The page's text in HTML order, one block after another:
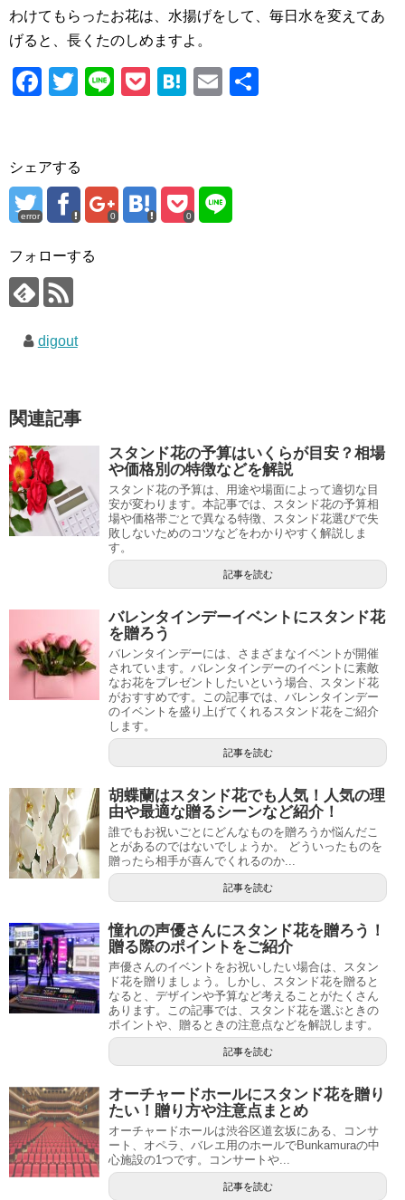
わけてもらったお花は、水揚げをして、毎日水を変えてあ
げると、長くたのしめますよ。
F
e
b
o
o
k
T
er
Li
P
H
a
E
シェアする
error 0 0
フォローする
digout
関連記事
スタンド花の予算はいくらが目安？相場
や価格別の特徴などを解説
スタンド花の予算は、用途や場面によって適切な目
安が変わります。本記事では、スタンド花の予算相
場や価格帯ごとで異なる特徴、スタンド花選びで失
敗しないためのコツなどをわかりやすく解説しま
す。
記事を読む
バレンタインデーイベントにスタンド花
を贈ろう
バレンタインデーには、さまざまなイベントが開催
されています。バレンタインデーのイベントに素敵
なお花をプレゼントしたいという場合、スタンド花
がおすすめです。この記事では、バレンタインデー
のイベントを盛り上げてくれるスタンド花をご紹介
します。
記事を読む
胡蝶蘭はスタンド花でも人気！人気の理
由や最適な贈るシーンなど紹介！
誰でもお祝いごとにどんなものを贈ろうか悩んだこ
とがあるのではないでしょうか。 どういったものを
贈ったら相手が喜んでくれるのか...
記事を読む
憧れの声優さんにスタンド花を贈ろう！
贈る際のポイントをご紹介
声優さんのイベントをお祝いしたい場合は、スタン
ド花を贈りましょう。しかし、スタンド花を贈ると
なると、デザインや予算など考えることがたくさん
あります。この記事では、スタンド花を選ぶときの
ポイントや、贈るときの注意点などを解説します。
記事を読む
オーチャードホールにスタンド花を贈り
たい！贈り方や注意点まとめ
オーチャードホールは渋谷区道玄坂にある、コンサ
ート、オペラ、バレエ用のホールでBunkamuraの中
心施設の1つです。コンサートや...
記事を読む